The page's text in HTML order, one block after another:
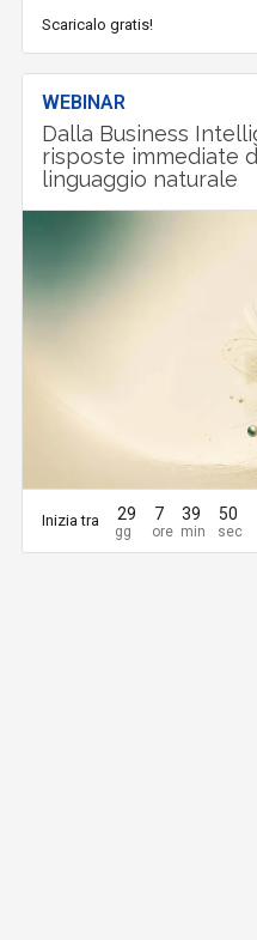
Scaricalo gratis!
WEBINAR
Dalla Business
risposte immediate
linguaggio naturale
Inizia tra 29 7 39 50